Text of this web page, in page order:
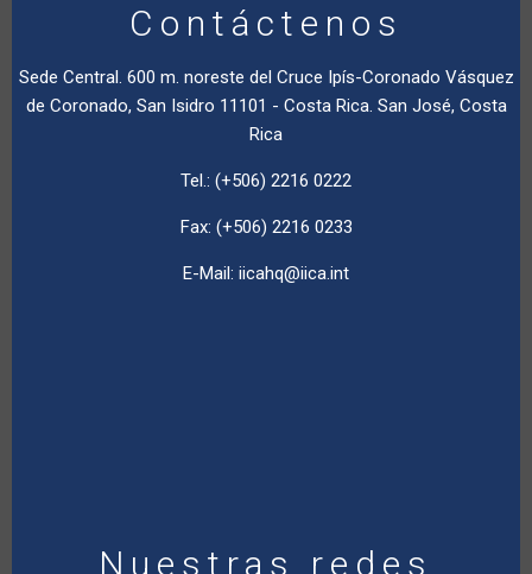
Contáctenos
Sede Central. 600 m. noreste del Cruce Ipís-Coronado Vásquez
de Coronado, San Isidro 11101 - Costa Rica. San José, Costa
Rica
Tel.: (+506) 2216 0222
Fax: (+506) 2216 0233
E-Mail: iicahq@iica.int
Nuestras redes